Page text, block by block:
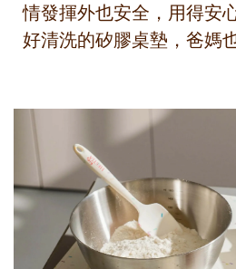
情發揮外也安全，用得安
好清洗的矽膠桌墊，爸媽